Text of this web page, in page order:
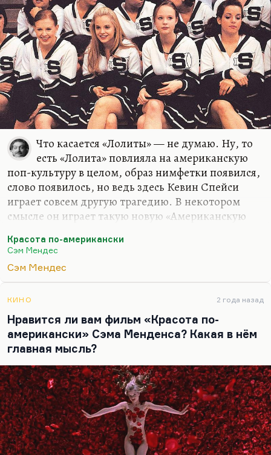
Что касается «Лолиты» — не думаю. Ну, то
есть «Лолита» повлияла на американскую
поп-культуру в целом, образ нимфетки появился,
слово появилось, но ведь здесь Кевин Спейси
играет совсем другую трагедию. В некотором
смысле он играет такую новую «Американскую
растворившуюся в быту, и в некотором смысле
даже утраченную. Потому что все эти герои — и
сумасшедший полковник, и несчастная девочка,
в гомосексуализме, и мать, вот эта жена героя —
все они равняются на те или иные американские
мифы, и все понимают полную несостоятельность
этих мифов.
Герой, у которого единственные счастливые
минуты в течение дня — это…
Красота по-американски
Сэм Мендес
Сэм Мендес
КИНО 2 года назад
Нравится ли вам фильм «Красота по-
американски» Сэма Менденса? Какая в нём
главная мысль?